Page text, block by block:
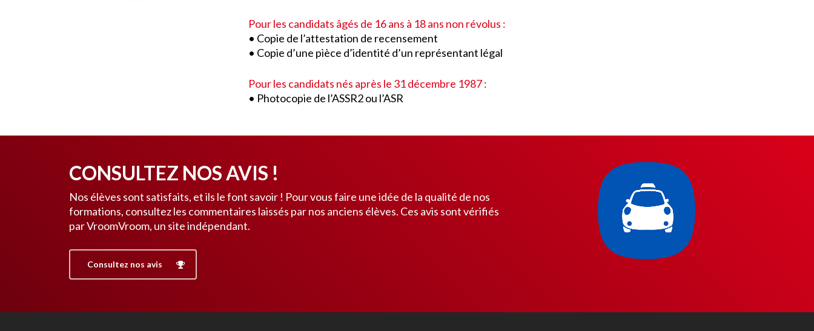
Pour les candidats âgés de 16 ans à 18 ans non révolus :
• Copie de l’attestation de recensement
• Copie d’une pièce d’identité d’un représentant légal
Pour les candidats nés après le 31 décembre 1987 :
• Photocopie de l’ASSR2 ou l’ASR
CONSULTEZ NOS AVIS !
Nos élèves sont satisfaits, et ils le font savoir ! Pour vous faire une idée de la qualité de nos
formations, consultez les commentaires laissés par nos anciens élèves. Ces avis sont vérifiés
par VroomVroom, un site indépendant.
Consultez nos avis